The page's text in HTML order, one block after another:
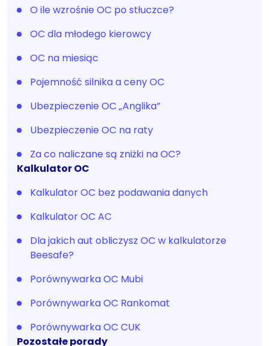
O ile wzrośnie OC po stłuczce?
OC dla młodego kierowcy
OC na miesiąc
Pojemność silnika a ceny OC
Ubezpieczenie OC „Anglika”
Ubezpieczenie OC na raty
Za co naliczane są zniżki na OC?
Kalkulator OC
Kalkulator OC bez podawania danych
Kalkulator OC AC
Dla jakich aut obliczysz OC w kalkulatorze
Beesafe?
Porównywarka OC Mubi
Porównywarka OC Rankomat
Porównywarka OC CUK
Pozostałe porady